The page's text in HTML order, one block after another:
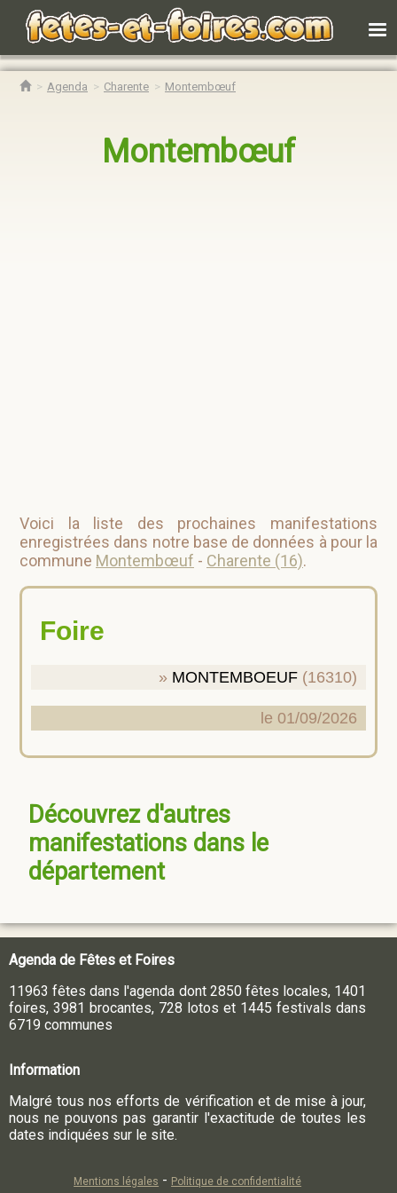
Agenda Charente Montembœuf
Montembœuf
Voici la liste des prochaines manifestations
enregistrées dans notre base de données à pour la
commune Montembœuf - Charente (16).
Foire
MONTEMBOEUF (16310)
le 01/09/2026
Découvrez d'autres
manifestations dans le
département
Agenda de Fêtes et Foires
11963 fêtes dans l'agenda dont 2850 fêtes locales, 1401
foires, 3981 brocantes, 728 lotos et 1445 festivals dans
6719 communes
Information
Malgré tous nos efforts de vérification et de mise à jour,
nous ne pouvons pas garantir l'exactitude de toutes les
dates indiquées sur le site.
Mentions légales - Politique de confidentialité